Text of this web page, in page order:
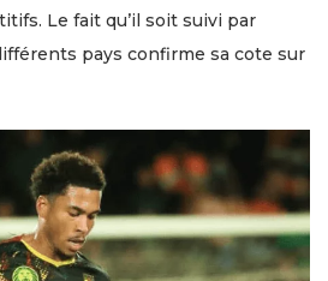
Le fait qu’il soit suivi par
pays confirme sa cote sur